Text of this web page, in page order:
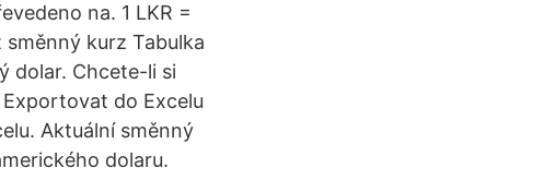
na. 1 LKR =
kurz Tabulka
dolar. Chcete-li si
do Excelu
Aktuální směnný
dolaru.